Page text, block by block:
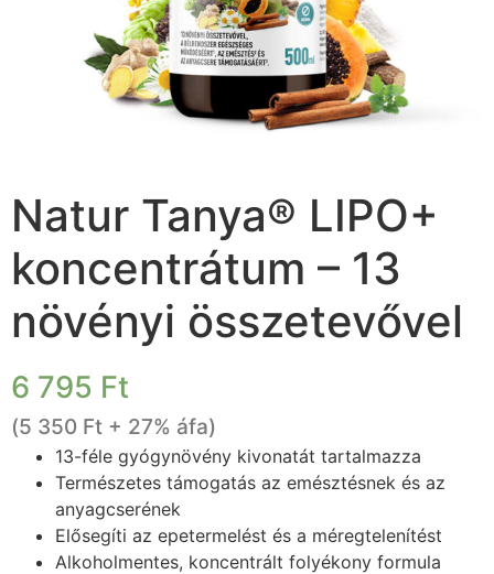
Natur Tanya® LIPO+
koncentrátum – 13
növényi összetevővel
6 795 Ft
(5 350 Ft + 27% áfa)
13-féle gyógynövény kivonatát tartalmazza
Természetes támogatás az emésztésnek és az
anyagcserének
Elősegíti az epetermelést és a méregtelenítést
Alkoholmentes, koncentrált folyékony formula